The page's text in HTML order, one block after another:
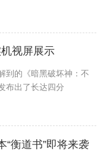
视屏展示
到的《暗黑破坏神：不
布出了长达四分
“衡道书”即将来袭